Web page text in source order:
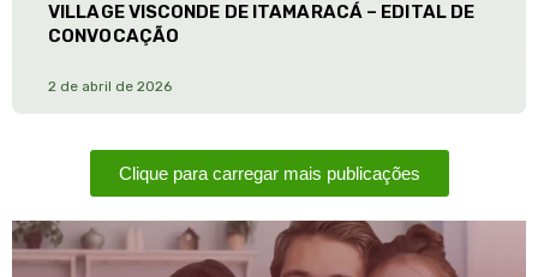
VILLAGE VISCONDE DE ITAMARACÁ – EDITAL DE
CONVOCAÇÃO
2 de abril de 2026
Clique para carregar mais publicações